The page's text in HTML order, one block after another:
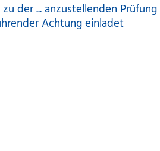
der ... anzustellenden
Achtung einladet